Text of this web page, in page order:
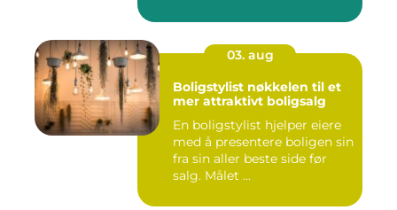
03. aug
Boligstylist nøkkelen til et
mer attraktivt boligsalg
En boligstylist hjelper eiere
med å presentere boligen sin
fra sin aller beste side før
salg. Målet ...